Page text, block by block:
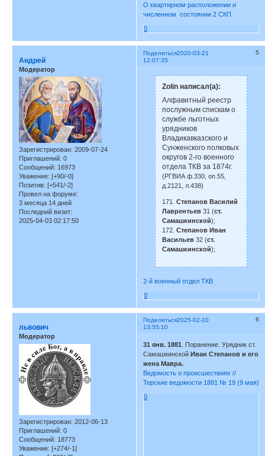
О квартирном расположении и
численном состоянии 2 СКП
0
Поделиться 5
2020-03-21
12:07:35
Андрей
Модератор
Зарегистрирован: 2009-07-24
Приглашений: 0
Сообщений: 16973
Уважение: [+90/-0]
Позитив: [+541/-2]
Провел на форуме:
3 месяца 14 дней
Последний визит:
2025-04-03 02:17:50
Zolin написал(а):
Алфавитный реестр
послужным спискам о
службе льготных
урядников
Владикавказского и
Сунженского полковых
округов 2-го военного
отдела ТКВ за 1874г.
(РГВИА ф.330, оп.55,
д.2121, л.438)
171. Степанов Василий
Лаврентьев31 (ст.
Самашкинской);
172. Степанов Иван
Васильев32 (ст.
Самашкинской);
2-й военный отдел ТКВ
0
Поделиться 6
2025-02-10
13:55:10
львович
Модератор
Зарегистрирован: 2012-06-13
Приглашений: 0
Сообщений: 18773
Уважение: [+274/-1]
31 янв. 1881 . Поранение. Урядник ст.
СамашкинскойИван Степанов и его
жена Мавра.
Ведомость о происшествиях //
Терские ведомости 1881 № 19 (9 мая)
0